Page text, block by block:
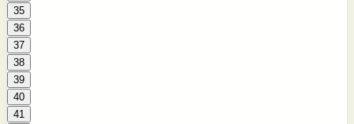
35
36
37
38
39
40
41